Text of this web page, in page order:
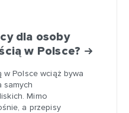
dla osoby
w Polsce?
w Polsce wciąż bywa
samych
Mimo
a przepisy